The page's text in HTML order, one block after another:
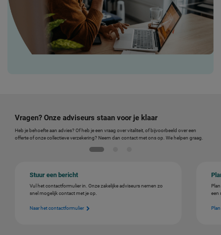
Vragen? Onze adviseurs staan voor je klaar
Heb je behoefte aan advies? Of heb je een vraag over vitaliteit, of bijvoorbeeld over een
offerte of onze collectieve verzekering? Neem dan contact met ons op. We helpen graag.
Stuur een bericht
Vul het contactformulier in. Onze zakelijke adviseurs nemen zo
snel mogelijk contact met je op.
Naar het contactformulier
een